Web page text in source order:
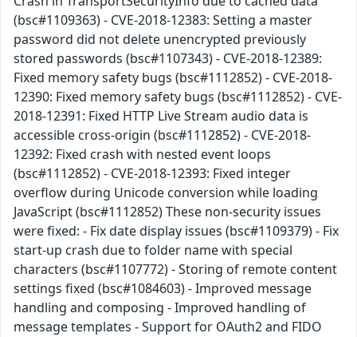
(bsc#1109363) - CVE-2018-12383: Setting a master
password did not delete unencrypted previously
stored passwords (bsc#1107343) - CVE-2018-12389:
Fixed memory safety bugs (bsc#1112852) - CVE-2018-
12390: Fixed memory safety bugs (bsc#1112852) - CVE-
2018-12391: Fixed HTTP Live Stream audio data is
accessible cross-origin (bsc#1112852) - CVE-2018-
12392: Fixed crash with nested event loops
(bsc#1112852) - CVE-2018-12393: Fixed integer
overflow during Unicode conversion while loading
JavaScript (bsc#1112852) These non-security issues
were fixed: - Fix date display issues (bsc#1109379) - Fix
start-up crash due to folder name with special
characters (bsc#1107772) - Storing of remote content
settings fixed (bsc#1084603) - Improved message
handling and composing - Improved handling of
message templates - Support for OAuth2 and FIDO